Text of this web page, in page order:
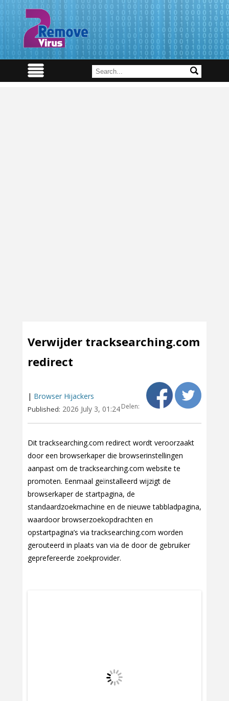
Verwijder tracksearching.com
redirect
| Browser Hijackers
Published: 2026 July 3, 01:24Delen:
Dit tracksearching.com redirect wordt veroorzaakt
door een browserkaper die browserinstellingen
aanpast om de tracksearching.com website te
promoten. Eenmaal geïnstalleerd wijzigt de
browserkaper de startpagina, de
standaardzoekmachine en de nieuwe tabbladpagina,
waardoor browserzoekopdrachten en
opstartpagina’s via tracksearching.com worden
gerouteerd in plaats van via de door de gebruiker
geprefereerde zoekprovider.